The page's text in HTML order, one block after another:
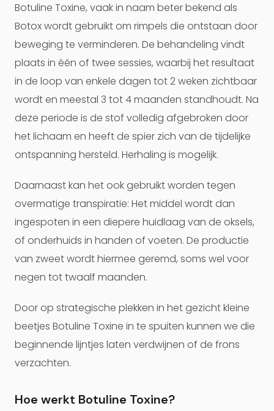
Botuline Toxine, vaak in naam beter bekend als
Botox wordt gebruikt om rimpels die ontstaan door
beweging te verminderen. De behandeling vindt
plaats in één of twee sessies, waarbij het resultaat
in de loop van enkele dagen tot 2 weken zichtbaar
wordt en meestal 3 tot 4 maanden standhoudt. Na
deze periode is de stof volledig afgebroken door
het lichaam en heeft de spier zich van de tijdelijke
ontspanning hersteld. Herhaling is mogelijk.
Daarnaast kan het ook gebruikt worden tegen
overmatige transpiratie: Het middel wordt dan
ingespoten in een diepere huidlaag van de oksels,
of onderhuids in handen of voeten. De productie
van zweet wordt hiermee geremd, soms wel voor
negen tot twaalf maanden.
Door op strategische plekken in het gezicht kleine
beetjes Botuline Toxine in te spuiten kunnen we die
beginnende lijntjes laten verdwijnen of de frons
verzachten.
Hoe werkt Botuline Toxine?